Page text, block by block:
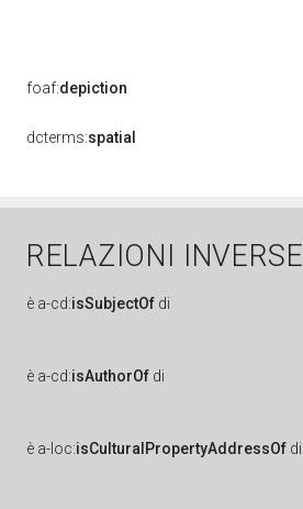
foaf:depiction
dcterms:spatial
RELAZIONI INVERSE
è a-cd:isSubjectOf di
è a-cd:isAuthorOf di
è a-loc:isCulturalPropertyAddressOf di